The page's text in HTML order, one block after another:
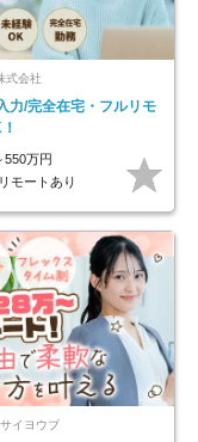
式会社
力/完全在宅・フルリモ
550万円
モートあり
イヨウブ